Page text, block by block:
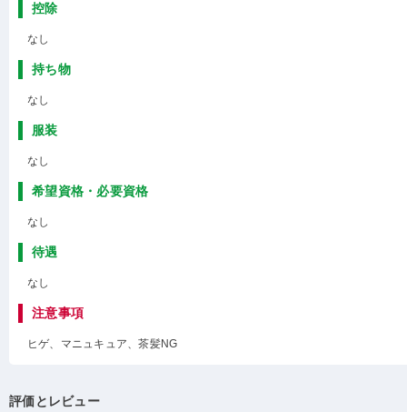
控除
なし
持ち物
なし
服装
なし
希望資格・必要資格
なし
待遇
なし
注意事項
ヒゲ、マニュキュア、茶髪NG
評価とレビュー